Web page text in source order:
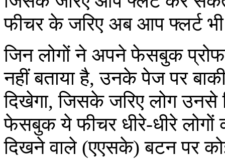
फीचर के जरिए अब आप फ्लर्ट
जिन लोगों ने अपने फेसबुक
नहीं बताया है, उनके पेज पर
दिखेगा, जिसके जरिए लोग
फेसबुक ये फीचर धीरे-धीरे
दिखने वाले (एएसके) बटन पर